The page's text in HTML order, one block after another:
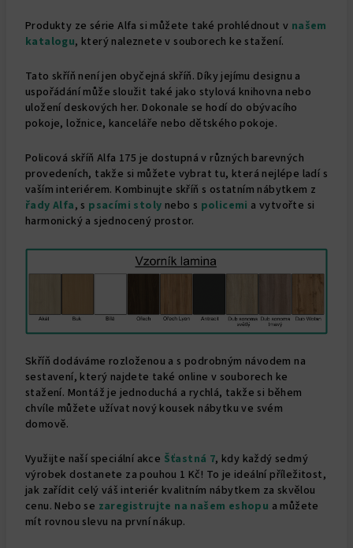
Produkty ze série Alfa si můžete také prohlédnout v našem
katalogu, který naleznete v souborech ke stažení.
Tato skříň není jen obyčejná skříň. Díky jejímu designu a
uspořádání může sloužit také jako stylová knihovna nebo
uložení deskových her. Dokonale se hodí do obývacího
pokoje, ložnice, kanceláře nebo dětského pokoje.
Policová skříň Alfa 175 je dostupná v různých barevných
provedeních, takže si můžete vybrat tu, která nejlépe ladí s
vaším interiérem. Kombinujte skříň s ostatním nábytkem z
řady Alfa,s psacími stoly nebo s policemi a vytvořte si
harmonický a sjednocený prostor.
Skříň dodáváme rozloženou a s podrobným návodem na
sestavení, který najdete také online v souborech ke
stažení. Montáž je jednoduchá a rychlá, takže si během
chvíle můžete užívat nový kousek nábytku ve svém
domově.
Využijte naší speciální akce Šťastná 7, kdy každý sedmý
výrobek dostanete za pouhou 1 Kč! To je ideální příležitost,
jak zařídit celý váš interiér kvalitním nábytkem za skvělou
cenu. Nebo se zaregistrujte na našem eshopu a můžete
mít rovnou slevu na první nákup.